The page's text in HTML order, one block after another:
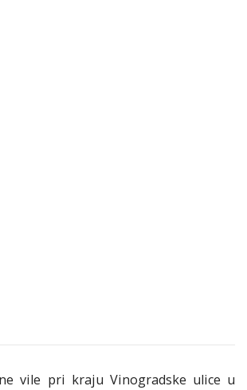
vile pri kraju Vinogradske ulice u